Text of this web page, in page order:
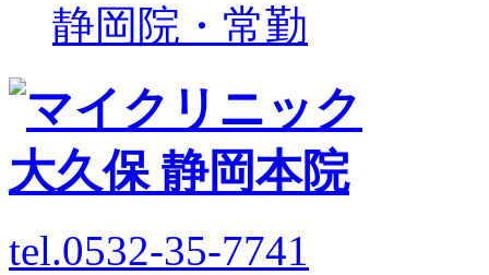
静岡院・常勤
tel.0532-35-7741